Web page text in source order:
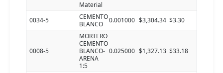
Material
0034-5
CEMENTO
BLANCO
0.001000 $3,304.34 $3.30
0008-5
MORTERO
CEMENTO
BLANCO-
ARENA
1:5
0.025000 $1,327.13 $33.18